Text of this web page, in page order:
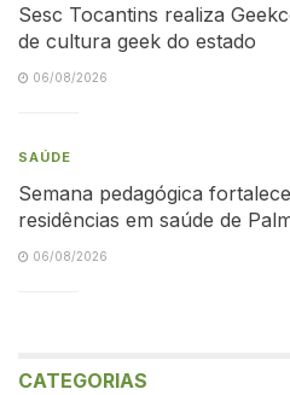
Sesc Tocantins realiza
de cultura geek do estado
06/08/2026
SAÚDE
Semana pedagógica
residências em saúde de
06/08/2026
CATEGORIAS